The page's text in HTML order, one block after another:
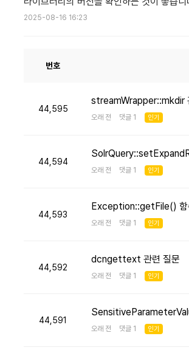
2025-08-16 16:23
번호
44,595
streamWrapper::mkdir
오래 전 댓글 1 인기
44,594
오래 전 댓글 1 인기
44,593
Exception::getFile() 함
오래 전 댓글 1 인기
44,592
dcngettext 관련 질문
오래 전 댓글 1 인기
44,591
오래 전 댓글 1 인기